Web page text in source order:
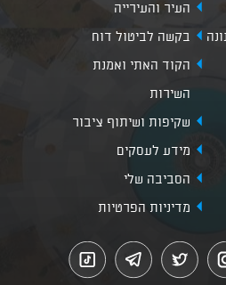
העיר והעירייה
בקשה לביטול דוח
הקוד האתי ואמנת
השירות
שקיפות ושיתוף ציבור
מידע לעסקים
הסביבה שלי
מדיניות הפרטיות